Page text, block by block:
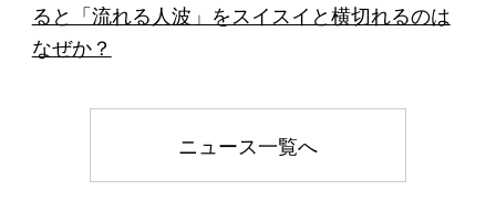
ニュース・コラム
コラム
ると「流れる人波」をスイスイと横切れるのは
なぜか？
ニュース一覧へ